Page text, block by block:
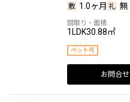
1.0ヶ月 無
1LDK30.88㎡
ペット可
お問合せ